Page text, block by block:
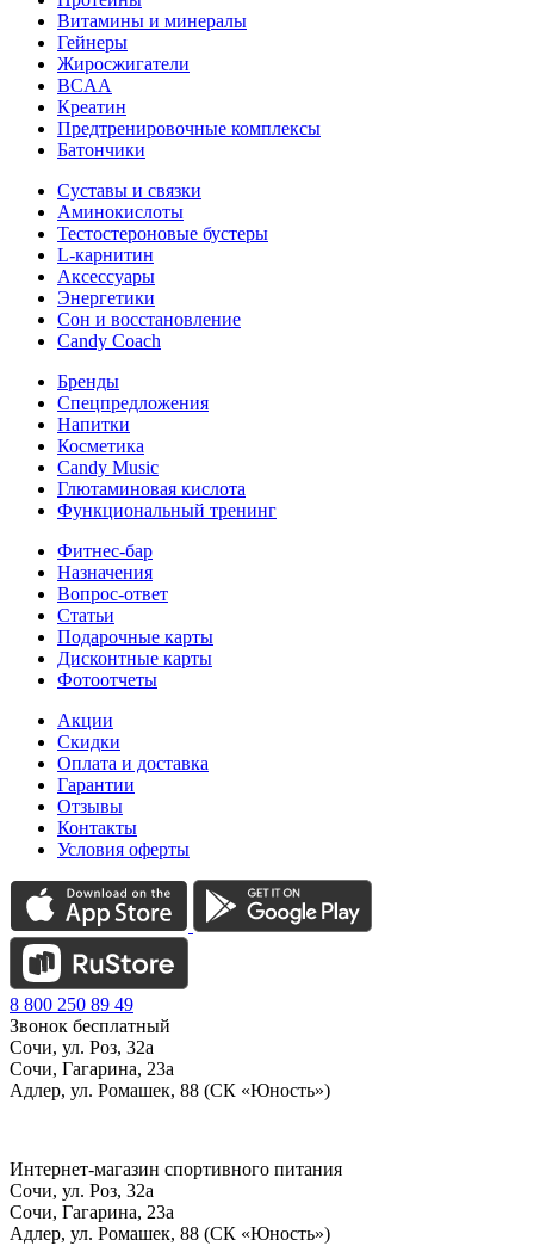
Витамины и минералы
Гейнеры
Жиросжигатели
BCAA
Креатин
Предтренировочные комплексы
Батончики
Суставы и связки
Аминокислоты
Тестостероновые бустеры
L-карнитин
Аксессуары
Энергетики
Сон и восстановление
Candy Coach
Бренды
Спецпредложения
Напитки
Косметика
Candy Music
Глютаминовая кислота
Функциональный тренинг
Фитнес-бар
Назначения
Вопрос-ответ
Статьи
Подарочные карты
Дисконтные карты
Фотоотчеты
Акции
Скидки
Оплата и доставка
Гарантии
Отзывы
Контакты
Условия оферты
8 800 250 89 49
Звонок бесплатный
Сочи, ул. Роз, 32а
Сочи, Гагарина, 23а
Адлер, ул. Ромашек, 88 (СК «Юность»)
Интернет-магазин спортивного питания
Сочи, ул. Роз, 32а
Сочи, Гагарина, 23а
Адлер, ул. Ромашек, 88 (СК «Юность»)